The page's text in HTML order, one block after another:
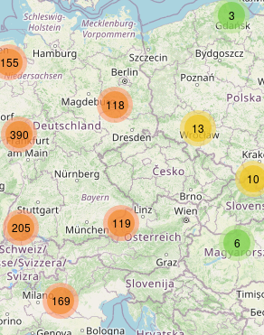
169
3
6
13
10
205
118
119
155
390